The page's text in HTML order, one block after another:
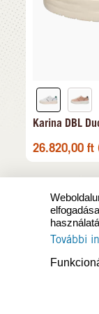
Karina DBL
26.820,00 ft
További